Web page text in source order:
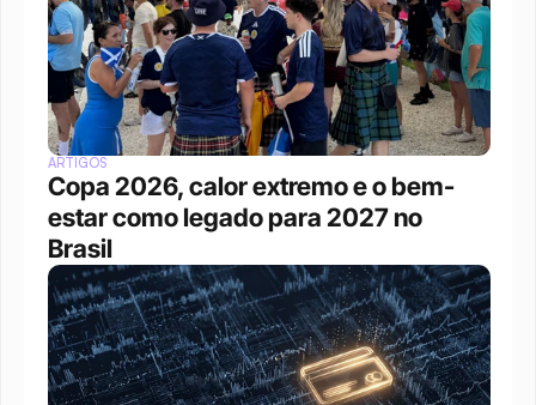
ARTIGOS
Copa 2026, calor extremo e o bem-
estar como legado para 2027 no
Brasil